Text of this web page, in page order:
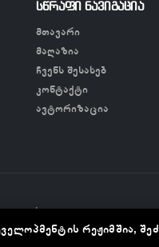
სწრაფი ნავიგაცია
მთავარი
მაღაზია
ჩვენს შესახებ
კონტაქტი
ავტორიზაცია
რეჟიმშია,